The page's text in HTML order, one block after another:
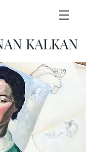
KALKAN